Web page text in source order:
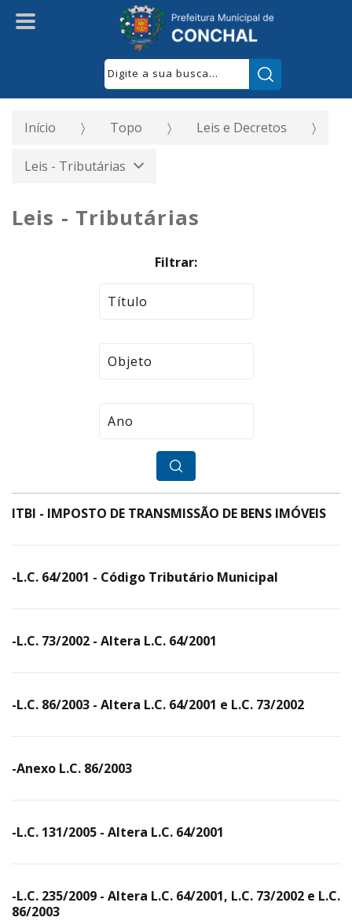
Início Topo Leis e Decretos
Leis - Tributárias
Leis - Tributárias
Filtrar:
ITBI - IMPOSTO DE TRANSMISSÃO DE BENS IMÓVEIS
-L.C. 64/2001 - Código Tributário Municipal
-L.C. 73/2002 - Altera L.C. 64/2001
-L.C. 86/2003 - Altera L.C. 64/2001 e L.C. 73/2002
-Anexo L.C. 86/2003
-L.C. 131/2005 - Altera L.C. 64/2001
-L.C. 235/2009 - Altera L.C. 64/2001, L.C. 73/2002 e L.C.
86/2003